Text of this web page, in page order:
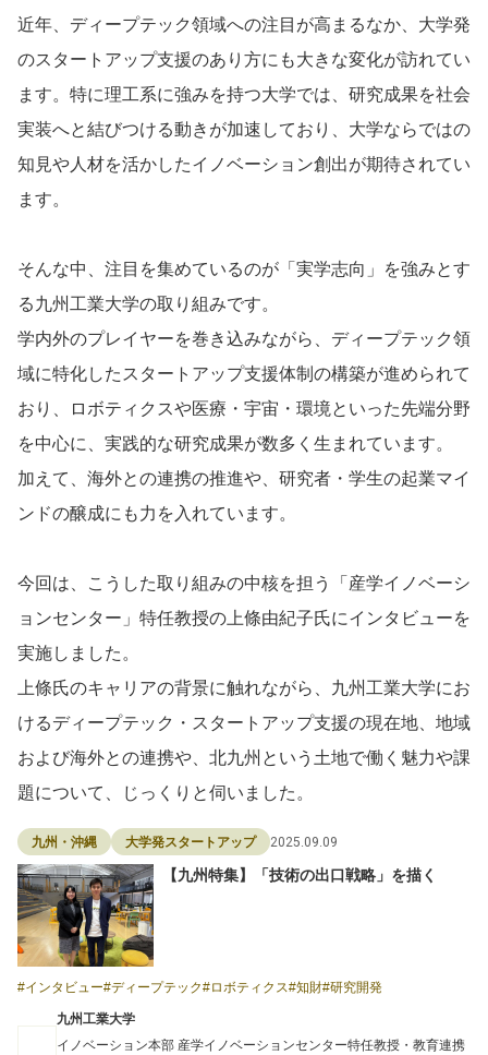
近年、ディープテック領域への注目が高まるなか、大学発
のスタートアップ支援のあり方にも大きな変化が訪れてい
ます。特に理工系に強みを持つ大学では、研究成果を社会
実装へと結びつける動きが加速しており、大学ならではの
知見や人材を活かしたイノベーション創出が期待されてい
ます。
そんな中、注目を集めているのが「実学志向」を強みとす
る九州工業大学の取り組みです。
学内外のプレイヤーを巻き込みながら、ディープテック領
域に特化したスタートアップ支援体制の構築が進められて
おり、ロボティクスや医療・宇宙・環境といった先端分野
を中心に、実践的な研究成果が数多く生まれています。
加えて、海外との連携の推進や、研究者・学生の起業マイ
ンドの醸成にも力を入れています。
今回は、こうした取り組みの中核を担う「産学イノベーシ
ョンセンター」特任教授の上條由紀子氏にインタビューを
実施しました。
上條氏のキャリアの背景に触れながら、九州工業大学にお
けるディープテック・スタートアップ支援の現在地、地域
および海外との連携や、北九州という土地で働く魅力や課
題について、じっくりと伺いました。
九州・沖縄 大学発スタートアップ 2025.09.09
【九州特集】「技術の出口戦略」を描く
インタビュー ディープテック ロボティクス 知財 研究開発
九州工業大学
イノベーション本部 産学イノベーションセンター特任教授・教育連携